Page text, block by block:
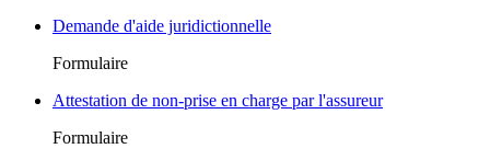
Demande d'aide juridictionnelle
Formulaire
Attestation de non-prise en charge par l'assureur
Formulaire